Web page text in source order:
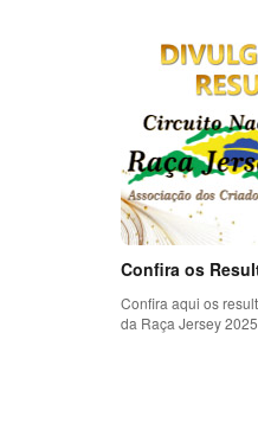
Confira os
Confira aqui os
da Raça Jersey 2025